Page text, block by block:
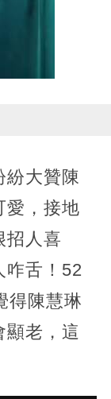
紛大贊陳
愛，接地
招人喜
咋舌！52
得陳慧琳
顯老，這